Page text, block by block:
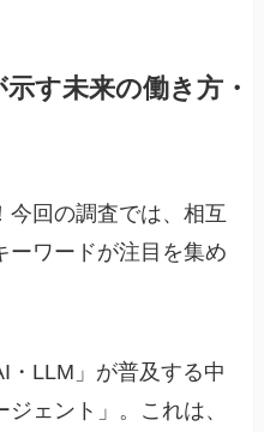
す未来の働き方・
今回の調査では、相互
ーワードが注目を集め
・LLM」が普及する中
ェント」。これは、